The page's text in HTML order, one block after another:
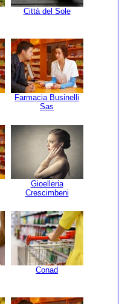
Città del Sole
Farmacia Businelli
Sas
Gioelleria
Crescimbeni
Conad